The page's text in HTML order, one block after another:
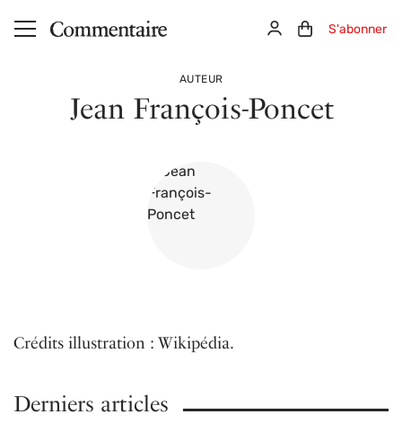
Aller au contenu principal ConnexionPanier (0)
S'abonner
AUTEUR
Jean François-Poncet
Crédits illustration : Wikipédia.
Derniers articles